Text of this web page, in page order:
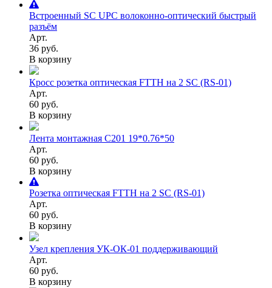
Встроенный SC UPC волоконно-оптический быстрый
разъём
Арт.
36 руб.
В корзину
Кросс розетка оптическая FTTH на 2 SC (RS-01)
Арт.
60 руб.
В корзину
Лента монтажная С201 19*0.76*50
Арт.
60 руб.
В корзину
Розетка оптическая FTTH на 2 SC (RS-01)
Арт.
60 руб.
В корзину
Узел крепления УК-ОК-01 поддерживающий
Арт.
60 руб.
В корзину